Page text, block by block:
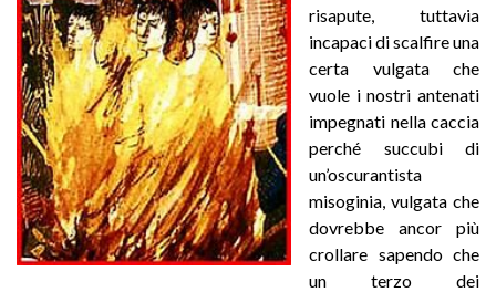
risapute, tuttavia
incapaci di scalfire una
certa vulgata che
vuole i nostri antenati
impegnati nella caccia
perché succubi di
un’oscurantista
misoginia, vulgata che
dovrebbe ancor più
crollare sapendo che
un terzo dei